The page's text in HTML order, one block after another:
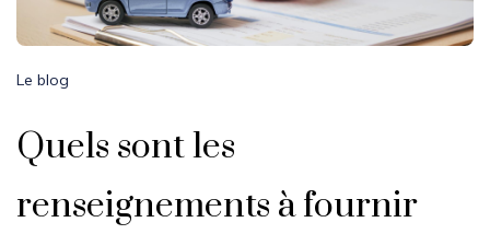
Le blog
Quels sont les
renseignements à fournir